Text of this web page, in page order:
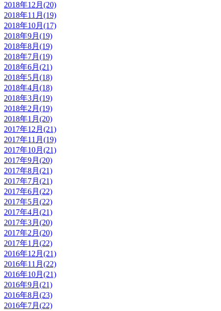
2018年12月(20)
2018年11月(19)
2018年10月(17)
2018年9月(19)
2018年8月(19)
2018年7月(19)
2018年6月(21)
2018年5月(18)
2018年4月(18)
2018年3月(19)
2018年2月(19)
2018年1月(20)
2017年12月(21)
2017年11月(19)
2017年10月(21)
2017年9月(20)
2017年8月(21)
2017年7月(21)
2017年6月(22)
2017年5月(22)
2017年4月(21)
2017年3月(20)
2017年2月(20)
2017年1月(22)
2016年12月(21)
2016年11月(22)
2016年10月(21)
2016年9月(21)
2016年8月(23)
2016年7月(22)